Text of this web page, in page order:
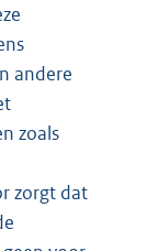
andere
zoals
zorgt dat